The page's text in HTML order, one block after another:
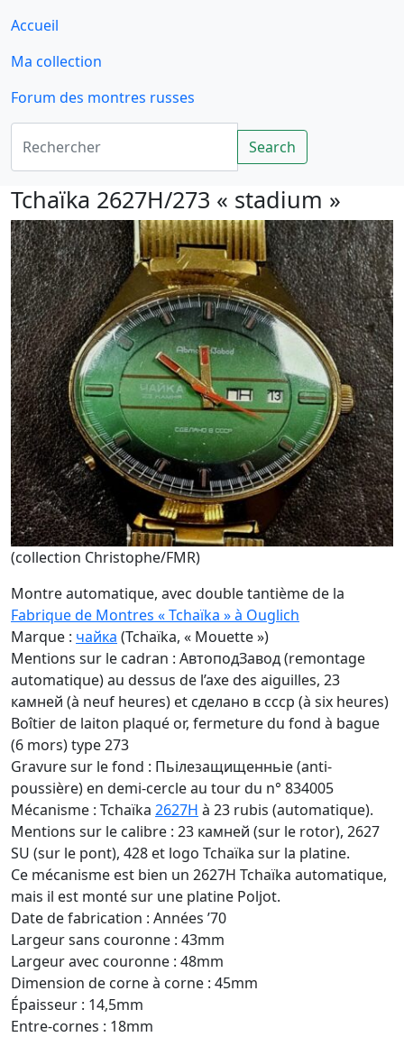
Accueil
Ma collection
Forum des montres russes
Rechercher
Search
Tchaïka 2627H/273 « stadium »
(collection Christophe/FMR)
Montre automatique, avec double tantième de la
Fabrique de Montres « Tchaïka » à Ouglich
Marque : чайка (Tchaïka, « Mouette »)
Mentions sur le cadran : AвтоподЗавод (remontage
automatique) au dessus de l’axe des aiguilles, 23
камней (à neuf heures) et cделано в cccp (à six heures)
Boîtier de laiton plaqué or, fermeture du fond à bague
(6 mors) type 273
Gravure sur le fond : Пьілезащищенньіе (anti-
poussière) en demi-cercle au tour du n° 834005
Mécanisme : Tchaïka 2627H à 23 rubis (automatique).
Mentions sur le calibre : 23 камней (sur le rotor), 2627
SU (sur le pont), 428 et logo Tchaïka sur la platine.
Ce mécanisme est bien un 2627H Tchaïka automatique,
mais il est monté sur une platine Poljot.
Date de fabrication : Années ’70
Largeur sans couronne : 43mm
Largeur avec couronne : 48mm
Dimension de corne à corne : 45mm
Épaisseur : 14,5mm
Entre-cornes : 18mm